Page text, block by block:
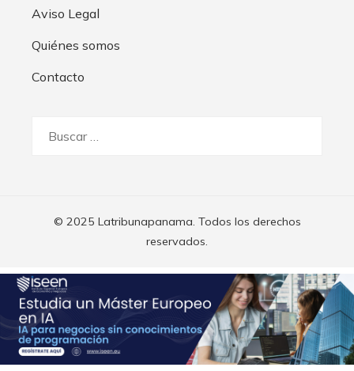
Aviso Legal
Quiénes somos
Contacto
© 2025 Latribunapanama. Todos los derechos
reservados.